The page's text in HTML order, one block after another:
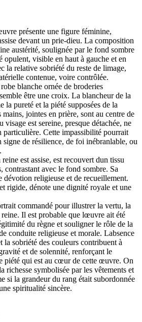
présente une figure féminine,
devant un prie-dieu. La composition
austérité, soulignée par le fond sombre
opulent, visible en haut à gauche et en
la relative sobriété du reste de limage,
contenue, voire contrôlée.
blanche ornée de broderies
être une croix. La blancheur de la
la pureté et la piété supposées de la
mains, jointes en prière, sont au centre de
visage est sereine, presque détachée, ne
particulière. Cette impassibilité pourrait
signe de résilience, de foi inébranlable, ou
est assise, est recouvert dun tissu
contrastant avec le fond sombre. Sa
dévotion religieuse et de recueillement.
rigide, dénote une dignité royale et une
commandé pour illustrer la vertu, la
reine. Il est probable que lœuvre ait été
du règne et souligner le rôle de la
conduite religieuse et morale. Labsence
la sobriété des couleurs contribuent à
et de solennité, renforçant le
piété qui est au cœur de cette œuvre. On
richesse symbolisée par les vêtements et
si la grandeur du rang était subordonnée
spiritualité sincère.